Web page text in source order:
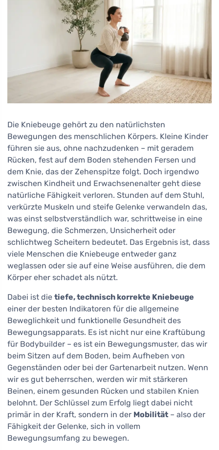
Die Kniebeuge gehört zu den natürlichsten
Bewegungen des menschlichen Körpers. Kleine Kinder
führen sie aus, ohne nachzudenken – mit geradem
Rücken, fest auf dem Boden stehenden Fersen und
dem Knie, das der Zehenspitze folgt. Doch irgendwo
zwischen Kindheit und Erwachsenenalter geht diese
natürliche Fähigkeit verloren. Stunden auf dem Stuhl,
verkürzte Muskeln und steife Gelenke verwandeln das,
was einst selbstverständlich war, schrittweise in eine
Bewegung, die Schmerzen, Unsicherheit oder
schlichtweg Scheitern bedeutet. Das Ergebnis ist, dass
viele Menschen die Kniebeuge entweder ganz
weglassen oder sie auf eine Weise ausführen, die dem
Körper eher schadet als nützt.
Dabei ist die tiefe, technisch korrekte Kniebeuge
einer der besten Indikatoren für die allgemeine
Beweglichkeit und funktionelle Gesundheit des
Bewegungsapparats. Es ist nicht nur eine Kraftübung
für Bodybuilder – es ist ein Bewegungsmuster, das wir
beim Sitzen auf dem Boden, beim Aufheben von
Gegenständen oder bei der Gartenarbeit nutzen. Wenn
wir es gut beherrschen, werden wir mit stärkeren
Beinen, einem gesunden Rücken und stabilen Knien
belohnt. Der Schlüssel zum Erfolg liegt dabei nicht
primär in der Kraft, sondern in der Mobilität – also der
Fähigkeit der Gelenke, sich in vollem
Bewegungsumfang zu bewegen.